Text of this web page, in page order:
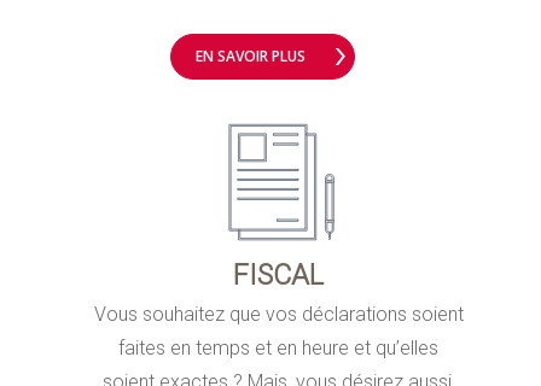
EN SAVOIR PLUS
FISCAL
Vous souhaitez que vos déclarations soient
faites en temps et en heure et qu’elles
soient exactes ? Mais, vous désirez aussi,